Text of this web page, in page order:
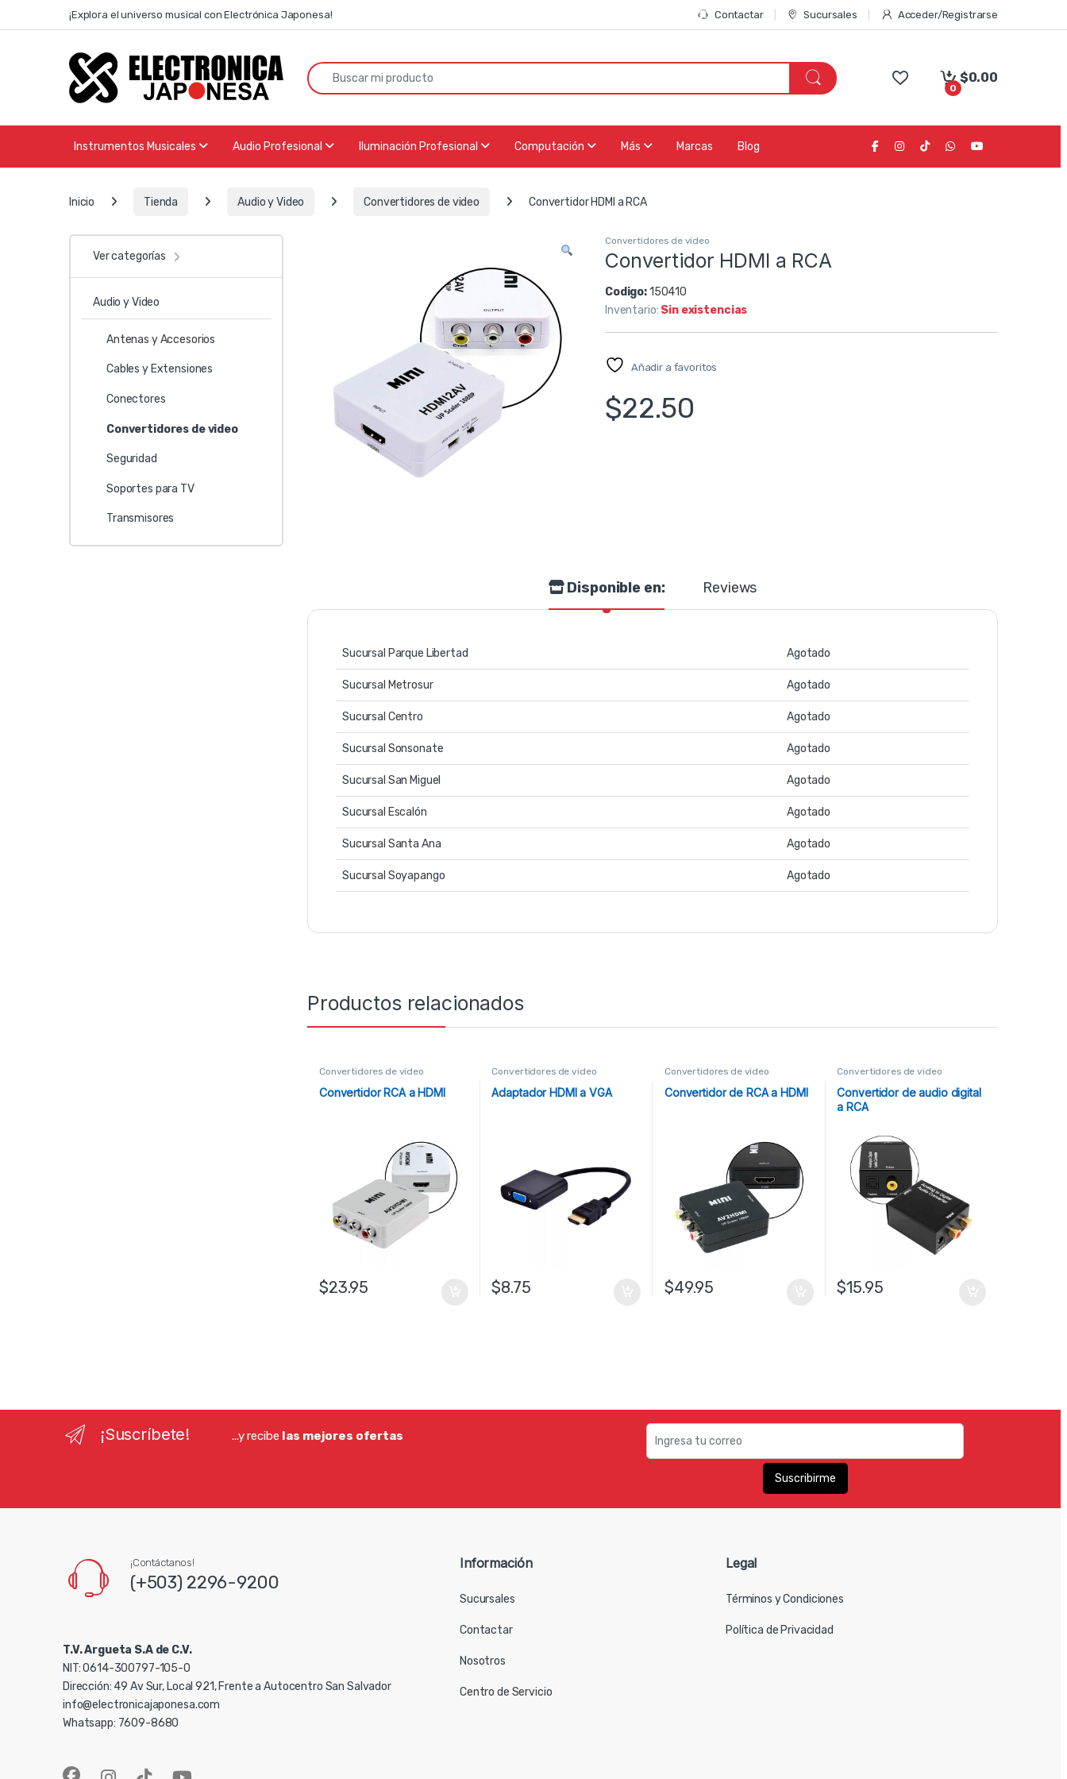
Skip to navigation
Skip to content¡Explora el universo musical con Electrónica Japonesa! Contactar Sucursales Acceder/Registrarse
Search for:
0
$0.00
Instrumentos Musicales Audio Profesional Iluminación Profesional Computación Más Marcas Blog
Inicio Tienda Audio y Video Convertidores de video Convertidor HDMI a RCA
Convertidores de video
Convertidor HDMI a RCA
Codigo:150410
Inventario: Sin existencias
Añadir a favoritos
$22.50
Disponible en: Reviews
Sucursal Parque Libertad Agotado
Sucursal Metrosur Agotado
Sucursal Centro Agotado
Sucursal Sonsonate Agotado
Sucursal San Miguel Agotado
Sucursal Escalón Agotado
Sucursal Santa Ana Agotado
Sucursal Soyapango Agotado
Productos relacionados
Convertidores de video
Convertidor RCA a HDMI
$23.95
Convertidores de video
Adaptador HDMI a VGA
$8.75
Convertidores de video
Convertidor de RCA a HDMI
$49.95
Convertidores de video
Convertidor de audio digital
a RCA
$15.95
Ver categorías
Audio y Video
Antenas y Accesorios
Cables y Extensiones
Conectores
Convertidores de video
Seguridad
Soportes para TV
Transmisores
¡Suscríbete! ...y recibe las mejores ofertas
¡Contáctanos!
(+503) 2296-9200
T.V. Argueta S.A de C.V.
NIT: 0614-300797-105-0
Dirección: 49 Av Sur, Local 921, Frente a Autocentro San Salvador
info@electronicajaponesa.com
Whatsapp: 7609-8680
Información
Sucursales
Contactar
Nosotros
Centro de Servicio
Legal
Términos y Condiciones
Política de Privacidad